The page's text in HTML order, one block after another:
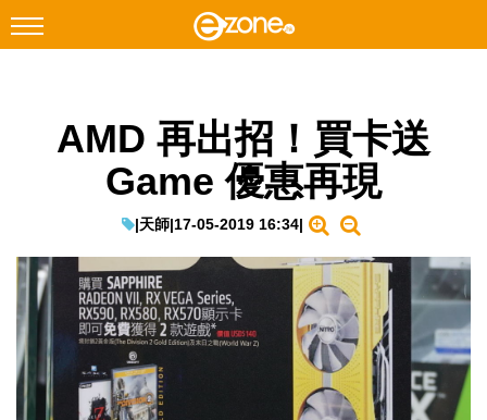
Facebook Instagram
遊戲動漫
教學評測
EduTech
IT Times
AMD 再出招！買卡送
Game 優惠再現
|天師|17-05-2019 16:34|